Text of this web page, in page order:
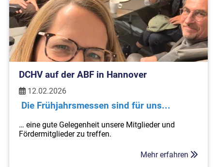
DCHV auf der ABF in Hannover
12.02.2026
Die Frühjahrsmessen sind für uns...
… eine gute Gelegenheit unsere Mitglieder und
Fördermitglieder zu treffen.
Geschäftsführerin Ariane Finzel besucht die ABF in
Mehr erfahren